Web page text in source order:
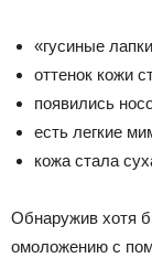
«гусиные
оттенок кожи
появились
есть легкие
кожа стала
Обнаружив хотя
омоложению с